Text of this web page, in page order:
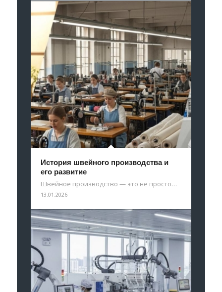
История швейного производства и
его развитие
Швейное производство — это не просто…
13.01.2026